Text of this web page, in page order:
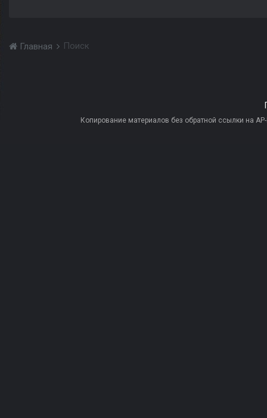
Главная Поиск
Копирование материалов без обратной ссылки на